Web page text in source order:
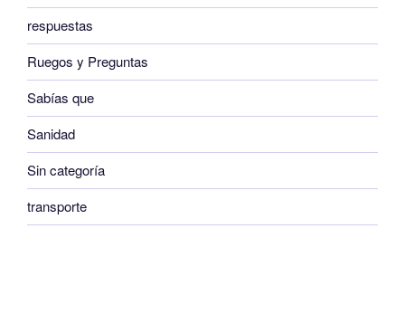
respuestas
Ruegos y Preguntas
Sabías que
Sanidad
Sin categoría
transporte